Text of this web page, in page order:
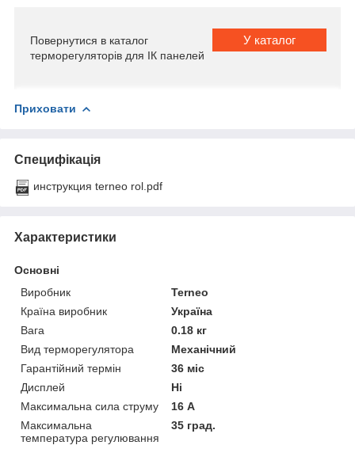
Повернутися в каталог
терморегуляторів для ІК панелей
У каталог
Приховати
Специфікація
инструкция terneo rol.pdf
Характеристики
Основні
Виробник
Terneo
Країна виробник
Україна
Вага
0.18 кг
Вид терморегулятора
Механічний
Гарантійний термін
36 міс
Дисплей
Ні
Максимальна сила струму
16 А
Максимальна
температура регулювання
35 град.